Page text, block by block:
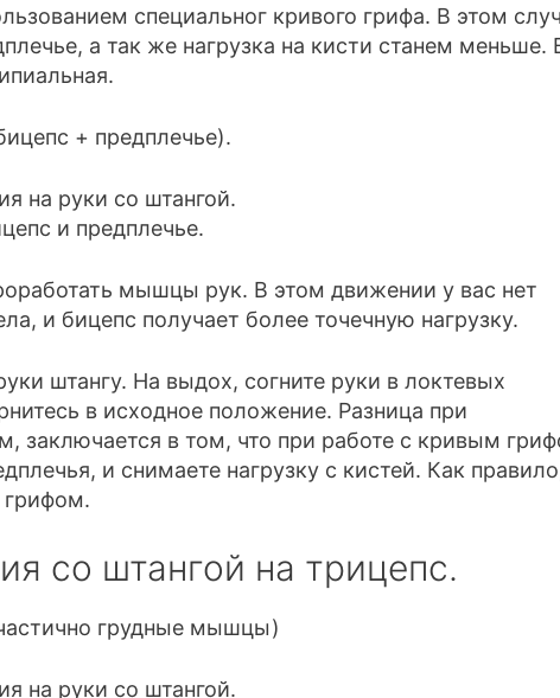
специальног кривого грифа. В этом
а так же нагрузка на кисти станем меньше.
+ предплечье).
мышцы рук. В этом движении у вас нет
и бицепс получает более точечную нагрузку.
штангу. На выдох, согните руки в локтевых
в исходное положение. Разница при
в том, что при работе с кривым
и снимаете нагрузку с кистей. Как
грифом.
со штангой на трицепс.
грудные мышцы)